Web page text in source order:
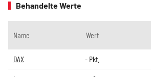
Behandelte Werte
Name Wert
DAX - Pkt.